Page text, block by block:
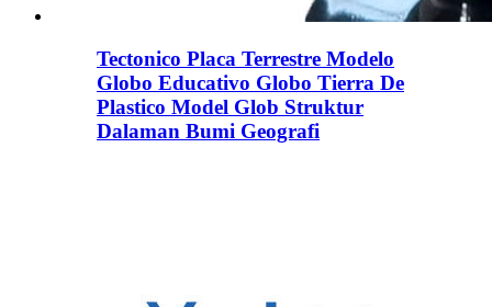
Tectonico Placa Terrestre Modelo
Globo Educativo Globo Tierra De
Plastico Model Glob Struktur
Dalaman Bumi Geografi